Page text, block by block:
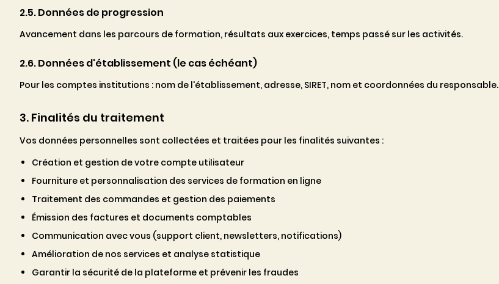
2.5. Données de progression
Avancement dans les parcours de formation, résultats aux exercices, temps passé sur les activités.
2.6. Données d'établissement (le cas échéant)
Pour les comptes institutions : nom de l'établissement, adresse, SIRET, nom et coordonnées du responsable.
3. Finalités du traitement
Vos données personnelles sont collectées et traitées pour les finalités suivantes :
Création et gestion de votre compte utilisateur
Fourniture et personnalisation des services de formation en ligne
Traitement des commandes et gestion des paiements
Émission des factures et documents comptables
Communication avec vous (support client, newsletters, notifications)
Amélioration de nos services et analyse statistique
Garantir la sécurité de la plateforme et prévenir les fraudes